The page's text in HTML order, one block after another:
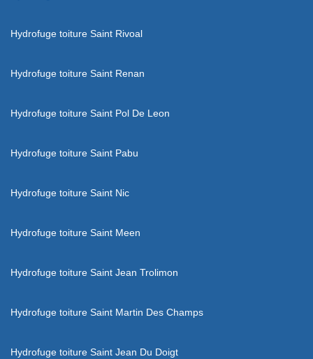
Hydrofuge toiture Saint Rivoal
Hydrofuge toiture Saint Renan
Hydrofuge toiture Saint Pol De Leon
Hydrofuge toiture Saint Pabu
Hydrofuge toiture Saint Nic
Hydrofuge toiture Saint Meen
Hydrofuge toiture Saint Jean Trolimon
Hydrofuge toiture Saint Martin Des Champs
Hydrofuge toiture Saint Jean Du Doigt